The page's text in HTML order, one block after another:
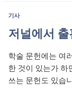
기사
저널에서
학술 문헌에는 여
한 것이 있는가 하
쓰는 문헌도 있습